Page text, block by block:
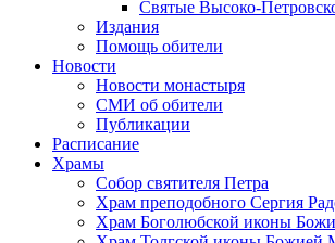
Святые Высоко-
Издания
Помощь обители
Новости
Новости монастыря
СМИ об обители
Публикации
Расписание
Храмы
Собор святителя Петра
Храм преподобного Сергия
Храм Боголюбской иконы